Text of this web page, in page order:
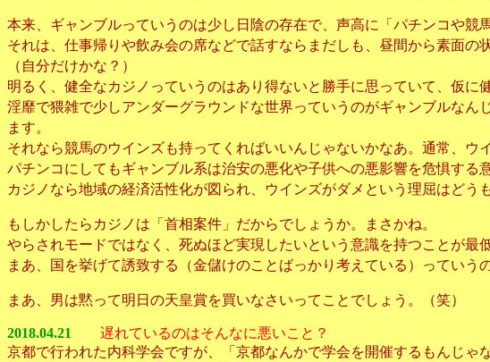
本来、ギャンブルっていうのは少し日陰の存在で、声高に「パチンコや競
それは、仕事帰りや飲み会の席などで話すならまだしも、昼間から素面
（自分だけかな？）
明るく、健全なカジノっていうのはあり得ないと勝手に思っていて、仮
淫靡で猥雑で少しアンダーグラウンドな世界っていうのがギャンブルな
ます。
それなら競馬のウインズも持ってくればいいんじゃないかなあ。 通常、ウ
パチンコにしてもギャンブル系は治安の悪化や子供への悪影響を危惧する
カジノなら地域の経済活性化が図られ、ウインズがダメという理屈はどう
もしかしたらカジノは「首相案件」だからでしょうか。まさかね。
やらされモードではなく、死ぬほど実現したいという意識を持つことが最
まあ、国を挙げて誘致する（金儲けのことばっかり考えている）っていう
まあ、男は黙って明日の天皇賞を買いなさいってことでしょう。（笑）
2018.04.21
遅れているのはそんなに悪いこと？
京都で行われた内科学会ですが、「京都なんかで学会を開催するもんじゃ